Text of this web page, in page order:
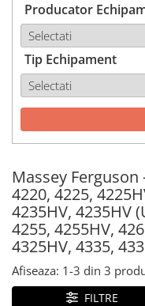
1.1.4. Climatizare si
1.2. Piese cu Prindere în 3
Puncte si mecanism de
1.2.1. Prindere in 3
1.2.2. Mecanism de
Tiranti si accesorii
1.3. Scaune &
1.3.1. Scaune
1.4. Sisteme hidraulice pentru
tractoare
1.4.1. Pompe hidraulice
Producator
Tip Echipament
Massey
4220, 4225,
4235HV, 4235HV
4255, 4255HV,
4325HV, 4335,
Afiseaza: 1-3 din 3
FILTRE